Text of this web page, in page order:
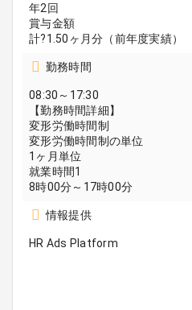
年2回
賞与金額
計?1.50ヶ月分（前年度実績）
勤務時間
08:30～17:30
【勤務時間詳細】
変形労働時間制
変形労働時間制の単位
1ヶ月単位
就業時間1
8時00分～17時00分
情報提供
HR Ads Platform